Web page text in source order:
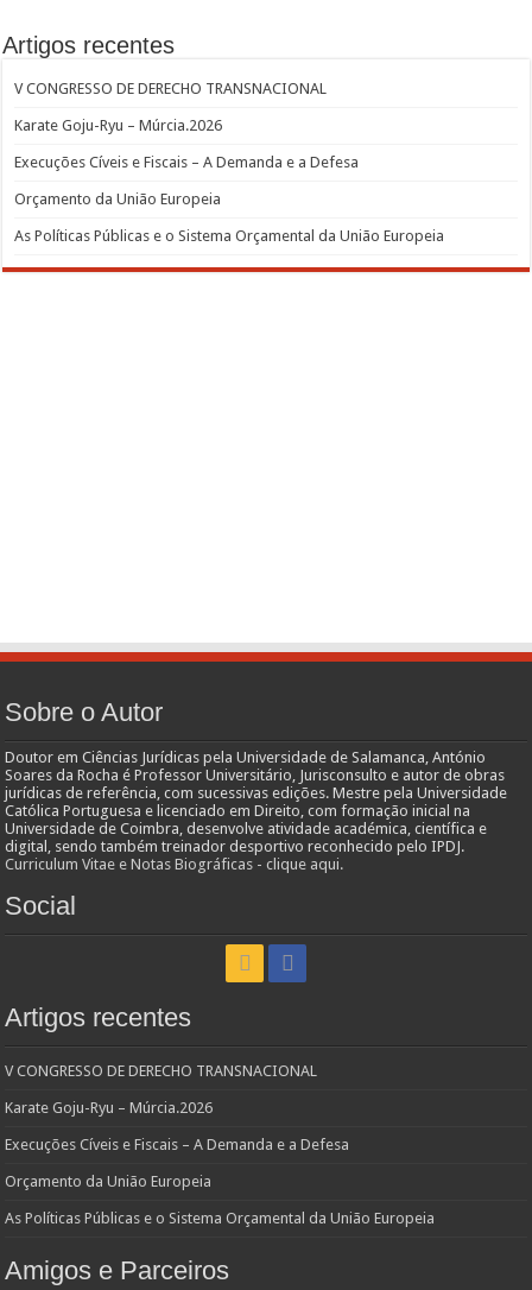
Artigos recentes
V CONGRESSO DE DERECHO TRANSNACIONAL
Karate Goju-Ryu – Múrcia.2026
Execuções Cíveis e Fiscais – A Demanda e a Defesa
Orçamento da União Europeia
As Políticas Públicas e o Sistema Orçamental da União Europeia
Sobre o Autor
Doutor em Ciências Jurídicas pela Universidade de Salamanca, António
Soares da Rocha é Professor Universitário, Jurisconsulto e autor de obras
jurídicas de referência, com sucessivas edições. Mestre pela Universidade
Católica Portuguesa e licenciado em Direito, com formação inicial na
Universidade de Coimbra, desenvolve atividade académica, científica e
digital, sendo também treinador desportivo reconhecido pelo IPDJ.
Curriculum Vitae e Notas Biográficas - clique aqui.
Social
Artigos recentes
V CONGRESSO DE DERECHO TRANSNACIONAL
Karate Goju-Ryu – Múrcia.2026
Execuções Cíveis e Fiscais – A Demanda e a Defesa
Orçamento da União Europeia
As Políticas Públicas e o Sistema Orçamental da União Europeia
Amigos e Parceiros